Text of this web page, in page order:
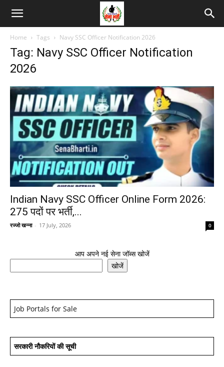
Home Tags Navy SSC Officer Notification 2026
Tag: Navy SSC Officer Notification
2026
Indian Navy SSC Officer Online Form 2026:
275 पदों पर भर्ती,...
रज्जो खन्ना - 17 July, 2026 0
आप अपने नई सेना जॉब्स खोजें
खोजें
Job Portals for Sale
सरकारी नौकरियों की सूची